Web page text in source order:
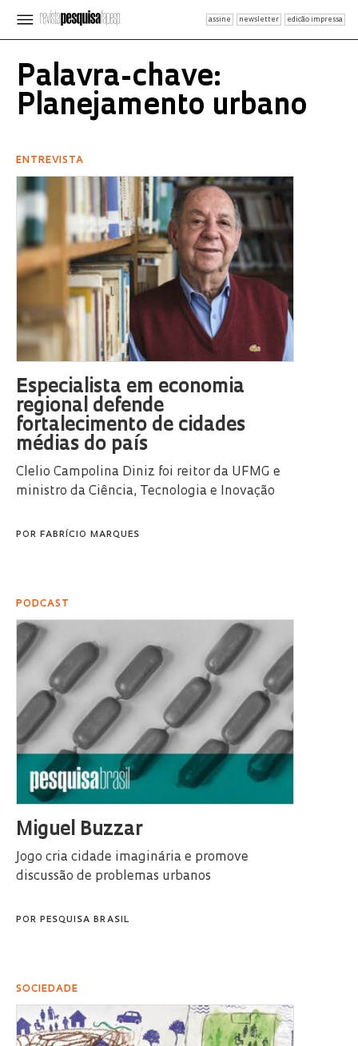
assine newsletter edição impressa
Palavra-chave:
Planejamento urbano
ENTREVISTA
Especialista em economia
regional defende
fortalecimento de cidades
médias do país
Clelio Campolina Diniz foi reitor da UFMG e
ministro da Ciência, Tecnologia e Inovação
POR FABRÍCIO MARQUES
PODCAST
Miguel Buzzar
Jogo cria cidade imaginária e promove
discussão de problemas urbanos
POR PESQUISA BRASIL
SOCIEDADE